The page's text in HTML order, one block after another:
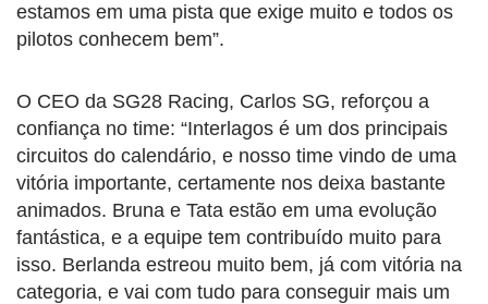
estamos em uma pista que exige muito e todos os
pilotos conhecem bem”.
O CEO da SG28 Racing, Carlos SG, reforçou a
confiança no time: “Interlagos é um dos principais
circuitos do calendário, e nosso time vindo de uma
vitória importante, certamente nos deixa bastante
animados. Bruna e Tata estão em uma evolução
fantástica, e a equipe tem contribuído muito para
isso. Berlanda estreou muito bem, já com vitória na
categoria, e vai com tudo para conseguir mais um